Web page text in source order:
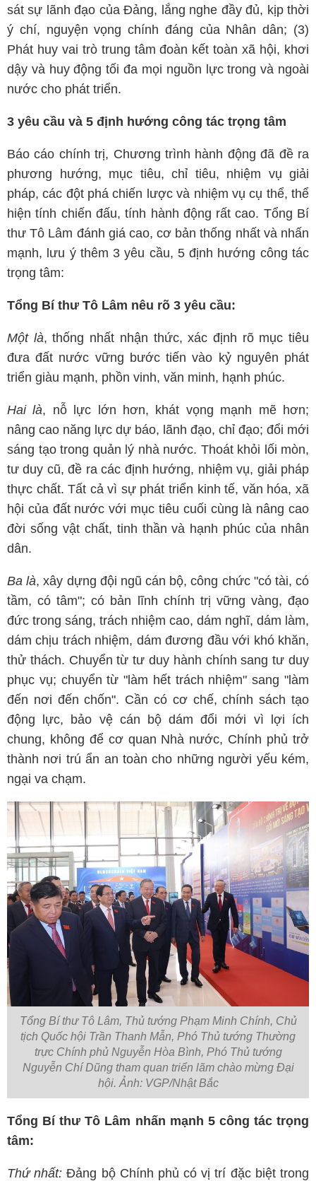
sát sự lãnh đạo của Đảng, lắng nghe đầy đủ, kịp thời
ý chí, nguyện vọng chính đáng của Nhân dân; (3)
Phát huy vai trò trung tâm đoàn kết toàn xã hội, khơi
dậy và huy động tối đa mọi nguồn lực trong và ngoài
nước cho phát triển.
3 yêu cầu và 5 định hướng công tác trọng tâm
Báo cáo chính trị, Chương trình hành động đã đề ra
phương hướng, mục tiêu, chỉ tiêu, nhiệm vụ giải
pháp, các đột phá chiến lược và nhiệm vụ cụ thể, thể
hiện tính chiến đấu, tính hành động rất cao. Tổng Bí
thư Tô Lâm đánh giá cao, cơ bản thống nhất và nhấn
mạnh, lưu ý thêm 3 yêu cầu, 5 định hướng công tác
trọng tâm:
Tổng Bí thư Tô Lâm nêu rõ 3 yêu cầu:
Một là, thống nhất nhận thức, xác định rõ mục tiêu
đưa đất nước vững bước tiến vào kỷ nguyên phát
triển giàu mạnh, phồn vinh, văn minh, hạnh phúc.
Hai là, nỗ lực lớn hơn, khát vọng mạnh mẽ hơn;
nâng cao năng lực dự báo, lãnh đạo, chỉ đạo; đổi mới
sáng tạo trong quản lý nhà nước. Thoát khỏi lối mòn,
tư duy cũ, đề ra các định hướng, nhiệm vụ, giải pháp
thực chất. Tất cả vì sự phát triển kinh tế, văn hóa, xã
hội của đất nước với mục tiêu cuối cùng là nâng cao
đời sống vật chất, tinh thần và hạnh phúc của nhân
dân.
Ba là, xây dựng đội ngũ cán bộ, công chức "có tài, có
tầm, có tâm"; có bản lĩnh chính trị vững vàng, đạo
đức trong sáng, trách nhiệm cao, dám nghĩ, dám làm,
dám chịu trách nhiệm, dám đương đầu với khó khăn,
thử thách. Chuyển từ tư duy hành chính sang tư duy
phục vụ; chuyển từ "làm hết trách nhiệm" sang "làm
đến nơi đến chốn". Cần có cơ chế, chính sách tạo
động lực, bảo vệ cán bộ dám đổi mới vì lợi ích
chung, không để cơ quan Nhà nước, Chính phủ trở
thành nơi trú ẩn an toàn cho những người yếu kém,
ngại va chạm.
Tổng Bí thư Tô Lâm, Thủ tướng Phạm Minh Chính, Chủ
tịch Quốc hội Trần Thanh Mẫn, Phó Thủ tướng Thường
trực Chính phủ Nguyễn Hòa Bình, Phó Thủ tướng
Nguyễn Chí Dũng tham quan triển lãm chào mừng Đại
hội. Ảnh: VGP/Nhật Bắc
Tổng Bí thư Tô Lâm nhấn mạnh 5 công tác trọng
tâm:
Thứ nhất: Đảng bộ Chính phủ có vị trí đặc biệt trong